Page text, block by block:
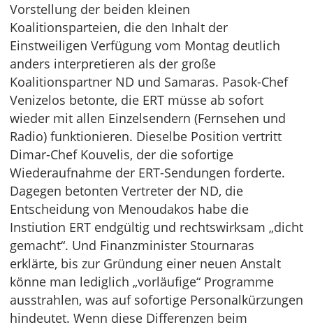
Vorstellung der beiden kleinen
Koalitionsparteien, die den Inhalt der
Einstweiligen Verfügung vom Montag deutlich
anders interpretieren als der große
Koalitionspartner ND und Samaras. Pasok-Chef
Venizelos betonte, die ERT müsse ab sofort
wieder mit allen Einzelsendern (Fernsehen und
Radio) funktionieren. Dieselbe Position vertritt
Dimar-Chef Kouvelis, der die sofortige
Wiederaufnahme der ERT-Sendungen forderte.
Dagegen betonten Vertreter der ND, die
Entscheidung von Menoudakos habe die
Instiution ERT endgültig und rechtswirksam „dicht
gemacht“. Und Finanzminister Stournaras
erklärte, bis zur Gründung einer neuen Anstalt
könne man lediglich „vorläufige“ Programme
ausstrahlen, was auf sofortige Personalkürzungen
hindeutet. Wenn diese Differenzen beim